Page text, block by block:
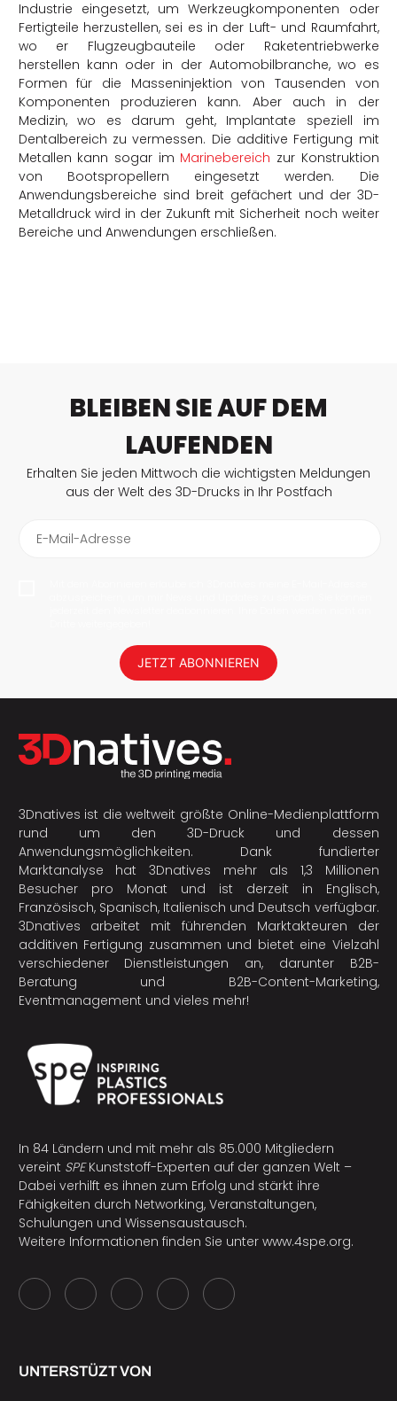
Industrie eingesetzt, um Werkzeugkomponenten oder
Fertigteile herzustellen, sei es in der Luft- und Raumfahrt,
wo er Flugzeugbauteile oder Raketentriebwerke
herstellen kann oder in der Automobilbranche, wo es
Formen für die Masseninjektion von Tausenden von
Komponenten produzieren kann. Aber auch in der
Medizin, wo es darum geht, Implantate speziell im
Dentalbereich zu vermessen. Die additive Fertigung mit
Metallen kann sogar im Marinebereich zur Konstruktion
von Bootspropellern eingesetzt werden. Die
Anwendungsbereiche sind breit gefächert und der 3D-
Metalldruck wird in der Zukunft mit Sicherheit noch weiter
Bereiche und Anwendungen erschließen.
BLEIBEN SIE AUF DEM
LAUFENDEN
Erhalten Sie jeden Mittwoch die wichtigsten Meldungen
aus der Welt des 3D-Drucks in Ihr Postfach
E-Mail-Adresse
JETZT ABONNIEREN
3Dnatives ist die weltweit größte Online-Medienplattform
rund um den 3D-Druck und dessen
Anwendungsmöglichkeiten. Dank fundierter
Marktanalyse hat 3Dnatives mehr als 1,3 Millionen
Besucher pro Monat und ist derzeit in Englisch,
Französisch, Spanisch, Italienisch und Deutsch verfügbar.
3Dnatives arbeitet mit führenden Marktakteuren der
additiven Fertigung zusammen und bietet eine Vielzahl
verschiedener Dienstleistungen an, darunter B2B-
Beratung und B2B-Content-Marketing,
Eventmanagement und vieles mehr!
In 84 Ländern und mit mehr als 85.000 Mitgliedern
vereint SPEKunststoff-Experten auf der ganzen Welt –
Dabei verhilft es ihnen zum Erfolg und stärkt ihre
Fähigkeiten durch Networking, Veranstaltungen,
Schulungen und Wissensaustausch.
Weitere Informationen finden Sie unter www.4spe.org.
UNTERSTÜZT VON